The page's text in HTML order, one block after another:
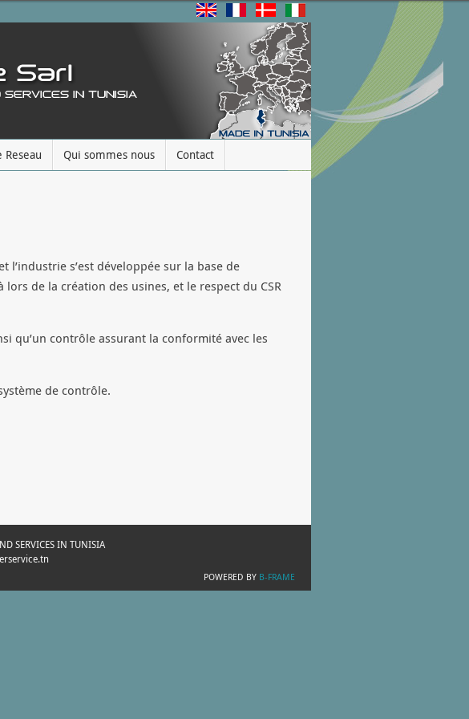
Reseau Qui sommes nous Contact
l’industrie s’est développée sur la base de
de la création des usines, et le respect du CSR
qu’un contrôle assurant la conformité avec les
de contrôle.
SERVICES IN TUNISIA
POWERED BY B-FRAME